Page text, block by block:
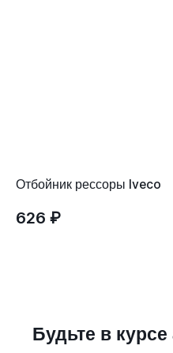
Отбойник рессоры Iveco
626 ₽
Будьте в